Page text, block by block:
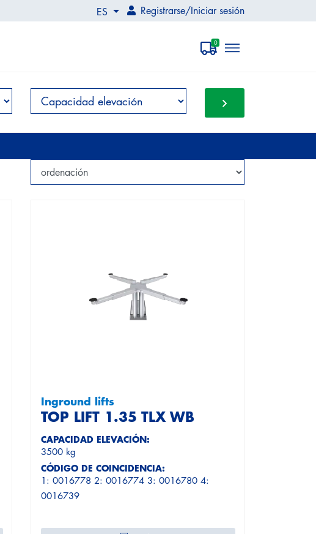
ES Registrarse/Iniciar sesión
0
Inground lifts
TOP LIFT 1.35 TLX WB
CAPACIDAD ELEVACIÓN:
3500 kg
CÓDIGO DE COINCIDENCIA:
1: 0016778 2: 0016774 3: 0016780 4:
0016739